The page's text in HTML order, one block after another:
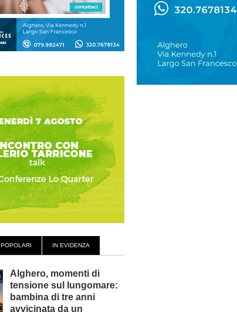
POPOLARI IN EVIDENZA
Alghero, momenti di
tensione sul lungomare:
bambina di tre anni
avvicinata da un